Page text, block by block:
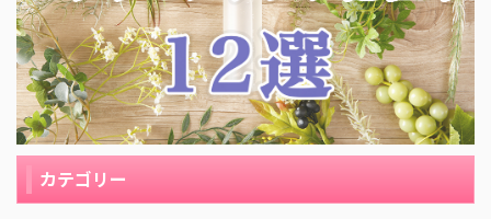
カテゴリー